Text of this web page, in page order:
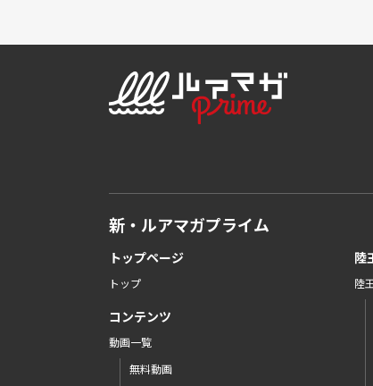
新・ルアマガプライム
トップページ
トップ
コンテンツ
動画一覧
無料動画
陸
陸